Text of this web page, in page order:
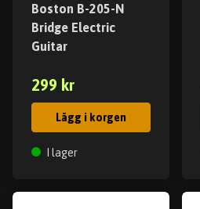
Boston B-205-N
Bridge Electric
Guitar
299 kr
Lägg i korgen
I lager